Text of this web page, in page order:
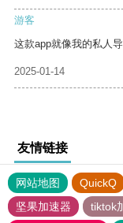
游客
这款app就像我的私人
2025-01-14
友情链接
网站地图 QuickQ
坚果加速器
tiktok